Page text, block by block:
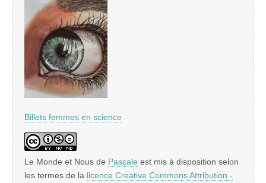
Billets femmes en science
Le Monde et Nous de Pascale est mis à disposition selon
les termes de la licence Creative Commons Attribution -